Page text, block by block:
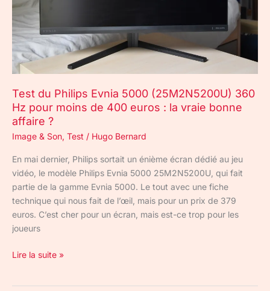
Test du Philips Evnia 5000 (25M2N5200U) 360
Hz pour moins de 400 euros : la vraie bonne
affaire ?
Image & Son, Test / Hugo Bernard
En mai dernier, Philips sortait un énième écran dédié au jeu
vidéo, le modèle Philips Evnia 5000 25M2N5200U, qui fait
partie de la gamme Evnia 5000. Le tout avec une fiche
technique qui nous fait de l’œil, mais pour un prix de 379
euros. C’est cher pour un écran, mais est-ce trop pour les
joueurs
pour
moins
de
400
la
vraie
bonne
?
Lire la suite »